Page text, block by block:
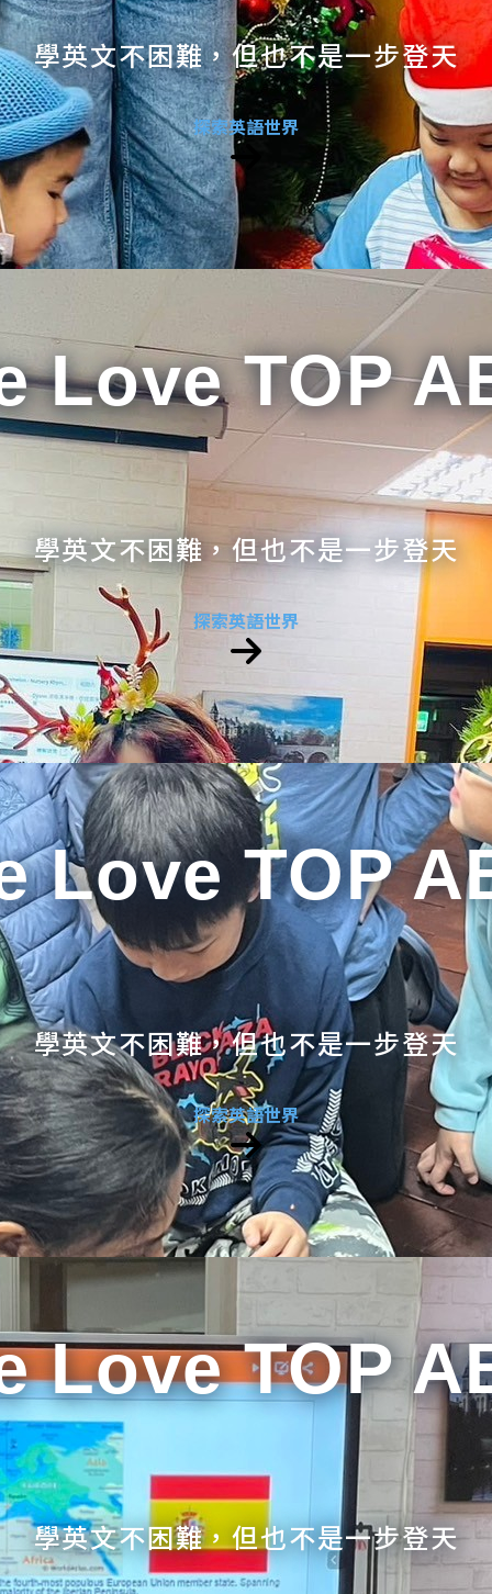
學英文不困難，但也不是一步登天
探索英語世界
Love TOP
學英文不困難，但也不是一步登天
探索英語世界
Love TOP
學英文不困難，但也不是一步登天
探索英語世界
Love TOP
學英文不困難，但也不是一步登天